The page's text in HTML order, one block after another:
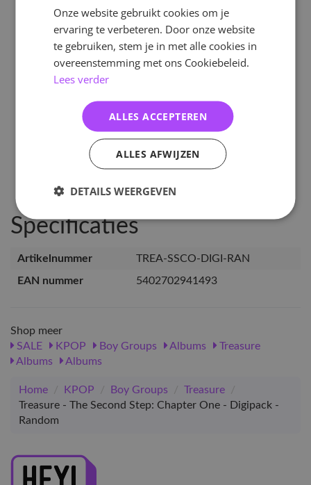
Specificaties
Artikelnummer
TREA-SSCO-DIGI-RAN
EAN nummer
5402702941493
Shop meer
SALE
KPOP Boy Groups Albums
Treasure
Albums
Albums
Home / KPOP / Boy Groups / Treasure
/
Treasure - The Second Step: Chapter One - Digipack -
Random
Onze website gebruikt cookies om je
ervaring te verbeteren. Door onze website
te gebruiken, stem je in met alle cookies in
overeenstemming met ons Cookiebeleid.
Lees verder
ALLES ACCEPTEREN
ALLES AFWIJZEN
DETAILS WEERGEVEN